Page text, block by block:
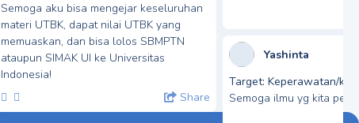
Semoga aku bisa mengejar keseluruhan
materi UTBK, dapat nilai UTBK yang
memuaskan, dan bisa lolos SBMPTN
ataupun SIMAK UI ke Universitas
Indonesia!
Share
Yashinta
Target: Keperawatan/
Semoga ilmu yg kita